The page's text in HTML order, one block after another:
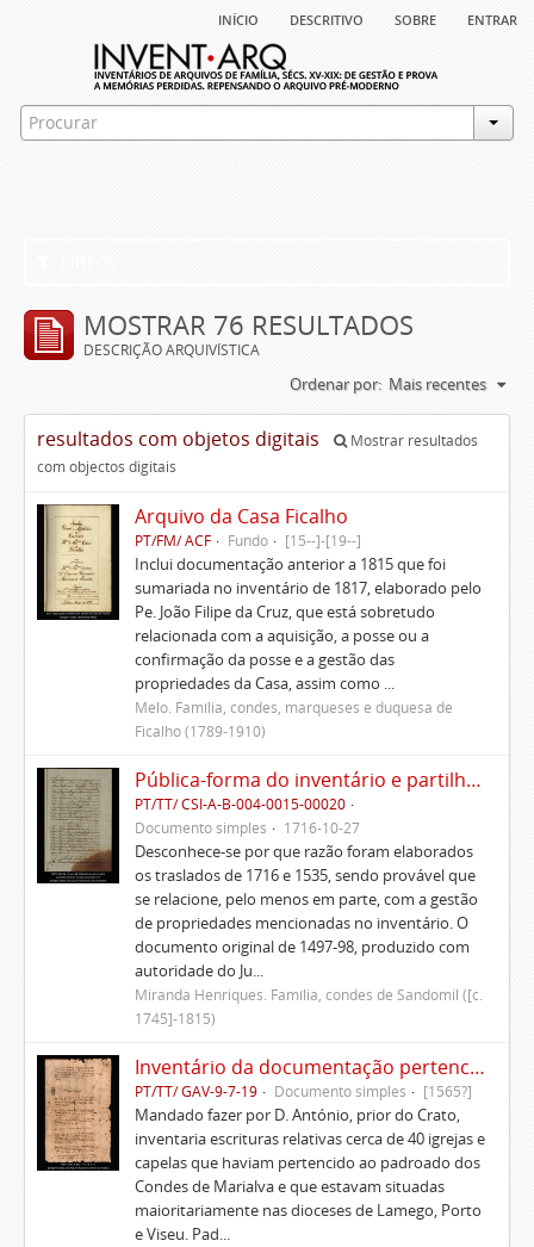
início descritivo sobre entrar
MOSTRAR 76 RESULTADOS
DESCRIÇÃO ARQUIVÍSTICA
Ordenar por: Mais recentes
resultados com objetos digitais
Mostrar resultados
com objectos digitais
Arquivo da Casa Ficalho
PT/FM/ ACF Fundo [15--]-[19--]
Inclui documentação anterior a 1815 que foi
sumariada no inventário de 1817, elaborado pelo
Pe. João Filipe da Cruz, que está sobretudo
relacionada com a aquisição, a posse ou a
confirmação da posse e a gestão das
propriedades da Casa, assim como ...
Melo. Família, condes, marqueses e duquesa de
Ficalho (1789-1910)
Pública-forma do inventário e partilhas dos bens de Vasco Queimado
PT/TT/ CSI-A-B-004-0015-00020
Documento simples
1716-10-27
Desconhece-se por que razão foram elaborados
os traslados de 1716 e 1535, sendo provável que
se relacione, pelo menos em parte, com a gestão
de propriedades mencionadas no inventário. O
documento original de 1497-98, produzido com
autoridade do Ju...
Miranda Henriques. Família, condes de Sandomil ([c.
1745]-1815)
Inventário da documentação pertencente às igrejas que eram do padroado dos condes de Marialva
PT/TT/ GAV-9-7-19 Documento simples [1565?]
Mandado fazer por D. António, prior do Crato,
inventaria escrituras relativas cerca de 40 igrejas e
capelas que haviam pertencido ao padroado dos
Condes de Marialva e que estavam situadas
maioritariamente nas dioceses de Lamego, Porto
e Viseu. Pad...